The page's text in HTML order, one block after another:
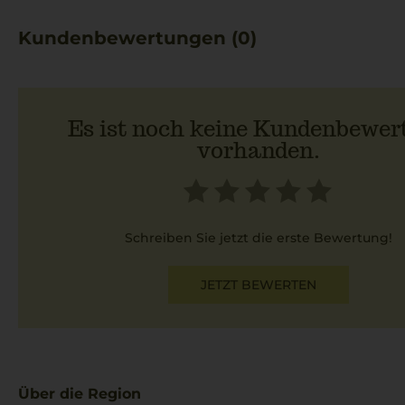
Kundenbewertungen (0)
Es ist noch keine
vorhanden.
Schreiben Sie jetzt die erste Bewertung!
JETZT BEWERTEN
Über die Region